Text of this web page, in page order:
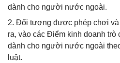
dành cho người nước ngoài.
2. Đối tượng được phép chơi
ra, vào các Điểm kinh doanh
dành cho người nước ngoài
luật.